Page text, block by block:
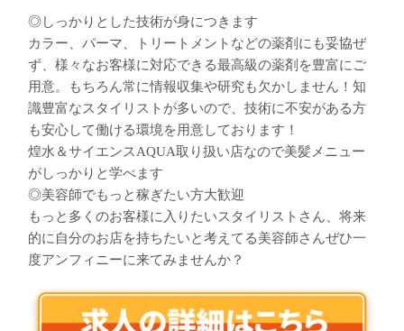
◎しっかりとした技術が身につきます
カラー、パーマ、トリートメントなどの薬剤にも妥協ぜ
ず、様々なお客様に対応できる最高級の薬剤を豊富にご
用意。もちろん常に情報収集や研究も欠かしません！知
識豊富なスタイリストが多いので、技術に不安がある方
も安心して働ける環境を用意しております！
煌水＆サイエンスAQUA取り扱い店なので美髪メニュー
がしっかりと学べます
◎美容師でもっと稼ぎたい方大歓迎
もっと多くのお客様に入りたいスタイリストさん、将来
的に自分のお店を持ちたいと考えてる美容師さんぜひ一
度アンフィニーに来てみませんか？